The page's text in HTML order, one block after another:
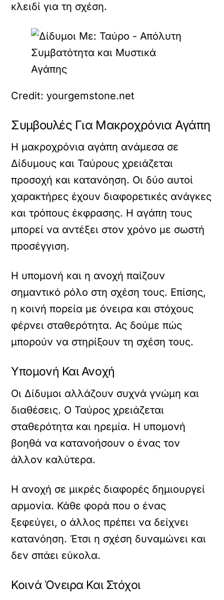
κλειδί για τη σχέση.
Credit: yourgemstone.net
Συμβουλές Για Μακροχρόνια Αγάπη
Η μακροχρόνια αγάπη ανάμεσα σε
Δίδυμους και Ταύρους χρειάζεται
προσοχή και κατανόηση. Οι δύο αυτοί
χαρακτήρες έχουν διαφορετικές ανάγκες
και τρόπους έκφρασης. Η αγάπη τους
μπορεί να αντέξει στον χρόνο με σωστή
προσέγγιση.
Η υπομονή και η ανοχή παίζουν
σημαντικό ρόλο στη σχέση τους. Επίσης,
η κοινή πορεία με όνειρα και στόχους
φέρνει σταθερότητα. Ας δούμε πώς
μπορούν να στηρίξουν τη σχέση τους.
Υπομονή Και Ανοχή
Οι Δίδυμοι αλλάζουν συχνά γνώμη και
διαθέσεις. Ο Ταύρος χρειάζεται
σταθερότητα και ηρεμία. Η υπομονή
βοηθά να κατανοήσουν ο ένας τον
άλλον καλύτερα.
Η ανοχή σε μικρές διαφορές δημιουργεί
αρμονία. Κάθε φορά που ο ένας
ξεφεύγει, ο άλλος πρέπει να δείχνει
κατανόηση. Έτσι η σχέση δυναμώνει και
δεν σπάει εύκολα.
Κοινά Όνειρα Και Στόχοι